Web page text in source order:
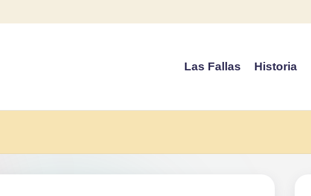
Las Fallas Historia